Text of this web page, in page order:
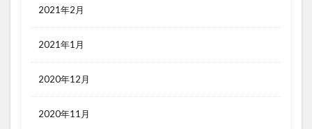
2021年2月
2021年1月
2020年12月
2020年11月